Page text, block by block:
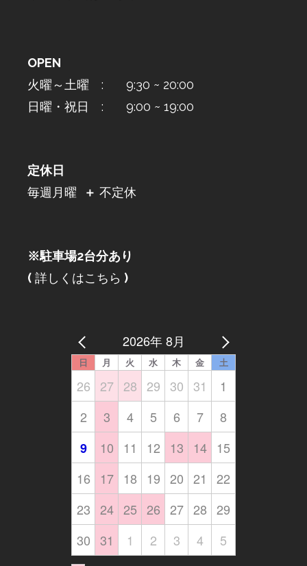
OPEN
火曜～土曜 : 9:30 ~ 20:00
日曜・祝日 : 9:00 ~ 19:00
定休日
毎週月曜
＋ 不定休
※駐車場2台分あり
( 詳しくはこちら )
2026年 8月
日 月 火 水 木 金 土
26 27 28 29 30 31
1
2
3 4 5 6 7
8
9
10 11 12 13 14
15
16
17 18 19 20 21
22
23 24 25 26 27 28 29
30 31 1 2 3 4 5